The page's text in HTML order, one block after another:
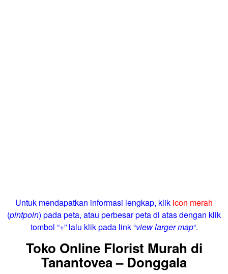
Untuk mendapatkan informasi lengkap, klik icon merah
(pintpoin) pada peta, atau perbesar peta di atas dengan klik
tombol “+” lalu klik pada link “view larger map“.
Toko Online Florist Murah di
Tanantovea – Donggala